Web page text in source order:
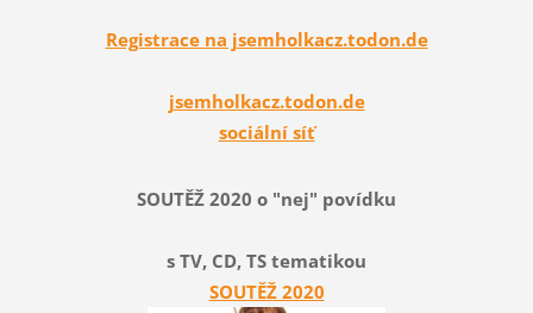
Registrace na jsemholkacz.todon.de
jsemholkacz.todon.de
sociální síť
SOUTĚŽ 2020 o "nej" povídku
s TV, CD, TS tematikou
SOUTĚŽ 2020